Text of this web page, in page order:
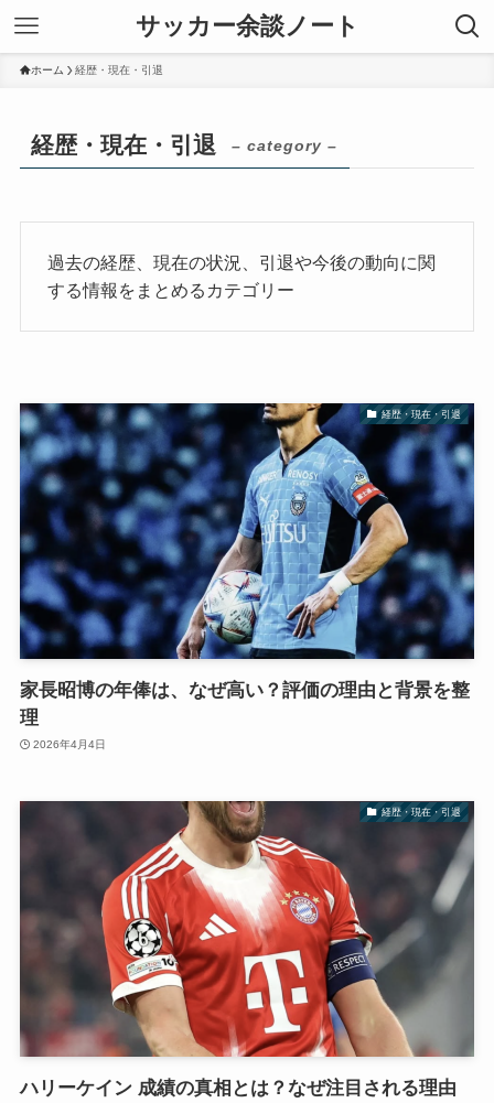
サッカー余談ノート
ホーム 経歴・現在・引退
経歴・現在・引退 – category –
過去の経歴、現在の状況、引退や今後の動向に関
する情報をまとめるカテゴリー
経歴・現在・引退
家長昭博の年俸は、なぜ高い？評価の理由と背景を整
理
2026年4月4日
経歴・現在・引退
ハリーケイン 成績の真相とは？なぜ注目される理由